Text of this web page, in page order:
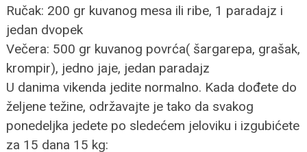
Ručak: 200 gr kuvanog mesa ili ribe, 1 paradajz i
jedan dvopek
Večera: 500 gr kuvanog povrća( šargarepa, grašak,
krompir), jedno jaje, jedan paradajz
U danima vikenda jedite normalno. Kada dođete do
željene težine, održavajte je tako da svakog
ponedeljka jedete po sledećem jeloviku i izgubićete
za 15 dana 15 kg: